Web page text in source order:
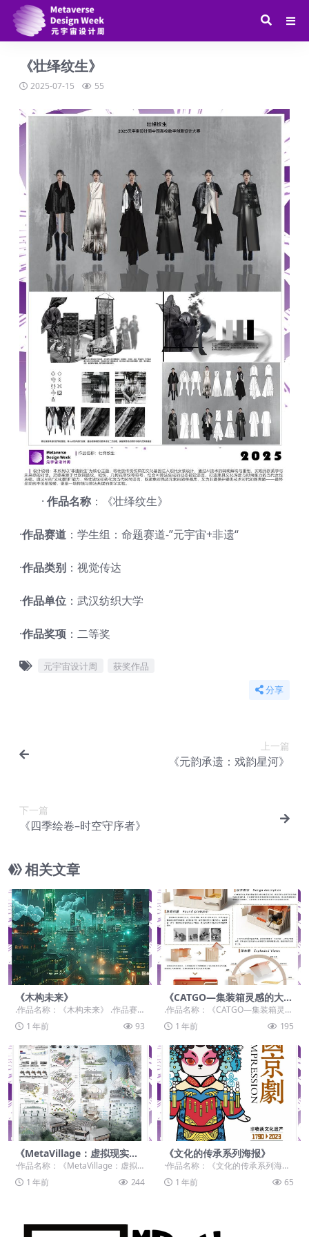
《壮绎纹生》
2025-07-15 55
· 作品名称 ：《壮绎纹生》
·作品赛道 ：学生组：命题赛道-”元宇宙+非遗“
·作品类别 ：视觉传达
·作品单位 ：武汉纺织大学
·作品奖项 ：二等奖
元宇宙设计周 获奖作品
分享
上一篇
《元韵承遗：戏韵星河》
下一篇
《四季绘卷–时空守序者》
相关文章
《木构未来》
.作品名称：《木构未来》 .作品赛
道：学生组：命题赛道-”元宇宙+非
遗“ .作品...
1 年前 93
《CATGO—集装箱灵感的大型
猫砂盆》
.作品名称：《CATGO—集装箱灵感
的大型猫砂盆》 .作品赛道：学生
组：自由主题...
1 年前 195
《MetaVillage：虚拟现实中
的未来乡村》
·作品名称：《MetaVillage：虚拟
现实中的未来乡村》 ·作品赛道：学
生组...1 年前 244
《文化的传承系列海报》
·作品名称：《文化的传承系列海
报》 ·作品赛道：学生组：自由主题
赛道-”元宇宙+...
1 年前 65